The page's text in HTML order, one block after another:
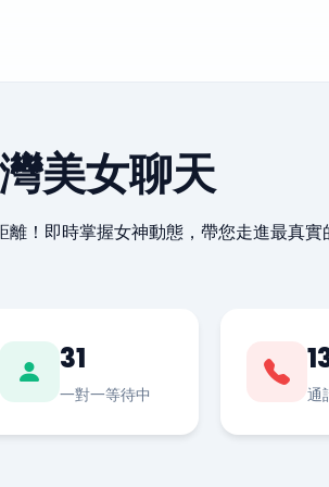
美女聊天
！即時掌握女神動態，帶您走進最真實
31
一對一等待中 通